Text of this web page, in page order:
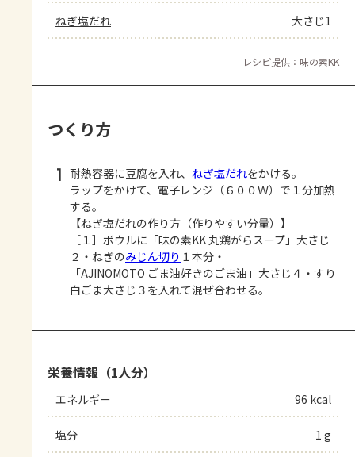
ねぎ塩だれ 大さじ1
レシピ提供：味の素KK
つくり方
1 耐熱容器に豆腐を入れ、 ねぎ塩だれをかける。
ラップをかけて、電子レンジ（６００Ｗ）で１分加熱
する。
【ねぎ塩だれの作り方（作りやすい分量）】
［１］ボウルに「味の素KK 丸鶏がらスープ」大さじ
２・ねぎのみじん切り １本分・
「AJINOMOTO ごま油好きのごま油」大さじ４・すり
白ごま大さじ３を入れて混ぜ合わせる。
栄養情報（1人分）
エネルギー 96 kcal
塩分 1 g